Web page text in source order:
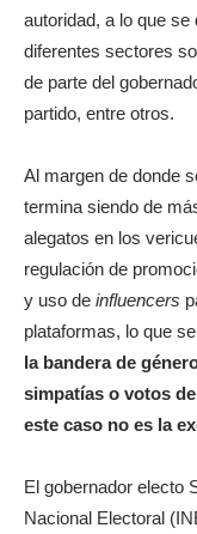
autoridad, a lo que
diferentes sectores
de parte del
partido, entre otros.
Al margen de donde
termina siendo de
alegatos en los
regulación de
y uso de influencers
plataformas, lo que
la bandera de
simpatías o votos
este caso no es la
El gobernador electo
Nacional Electoral